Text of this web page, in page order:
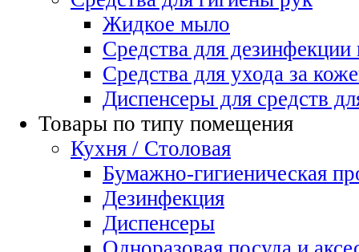
Жидкое мыло
Средства для
Средства для ухода за
Диспенсеры для средств
Товары по типу помещения
Кухня / Столовая
Бумажно-гигиеническая
Дезинфекция
Диспенсеры